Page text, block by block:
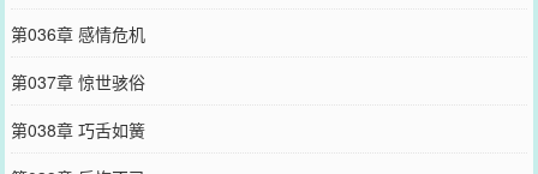
第036章 感情危机
第037章 惊世骇俗
第038章 巧舌如簧